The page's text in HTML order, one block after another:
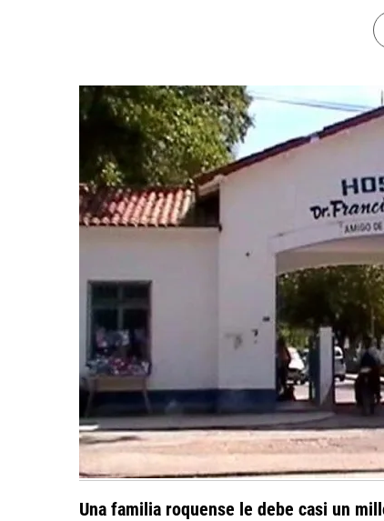
Una familia roquense le debe casi un